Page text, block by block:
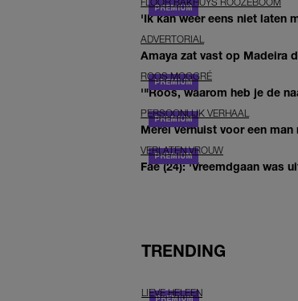
'Ik kan weer eens niet laten
ADVERTORIAL
Amaya zat vast op Madeira
ROOS MOGGRÉ
'"Roos, waarom heb je de
PERSOONLIJK VERHAAL
Merel verhuist voor een
VERLATEN VROUW
Fae (24): 'Vreemdgaan was
TRENDING
LIEVE HELEEN